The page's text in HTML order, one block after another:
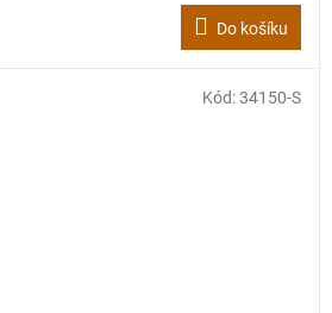
Do košíku
Kód:34150-S